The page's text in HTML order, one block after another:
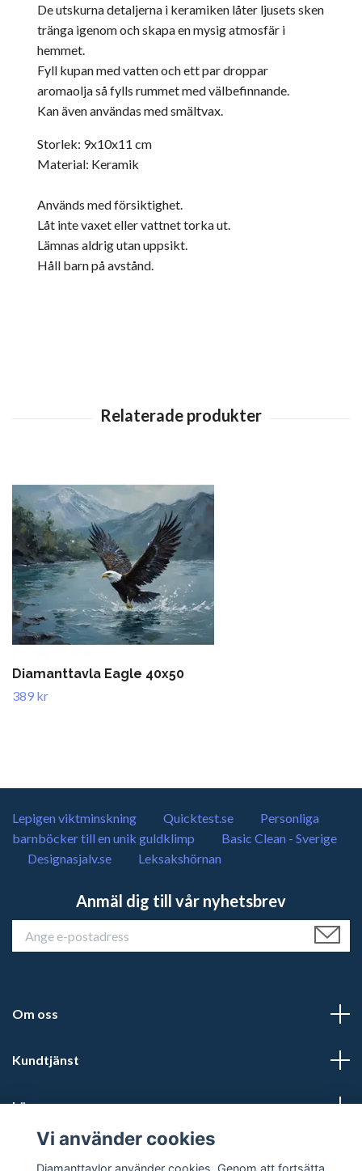
De utskurna detaljerna i keramiken låter ljusets sken
tränga igenom och skapa en mysig atmosfär i
hemmet.
Fyll kupan med vatten och ett par droppar
aromaolja så fylls rummet med välbefinnande.
Kan även användas med smältvax.
Storlek: 9x10x11 cm
Material: Keramik
Används med försiktighet.
Låt inte vaxet eller vattnet torka ut.
Lämnas aldrig utan uppsikt.
Håll barn på avstånd.
Diamanttavla Eagle 40x50
389 kr
Lepigen viktminskning Quicktest.se
Personliga
barnböcker till en unik guldklimp
Basic Clean - Sverige
Designasjalv.se
Leksakshörnan
Anmäl dig till vår nyhetsbrev
Om oss
Kundtjänst
Läs mer
Vi använder cookies
Diamanttavlor använder cookies. Genom att fortsätta